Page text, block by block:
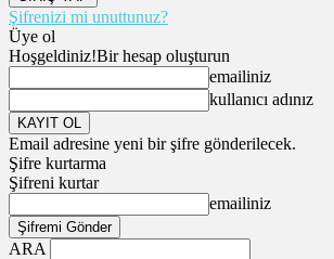
Şifrenizi mi unuttunuz?
Üye ol
Hoşgeldiniz!Bir hesap oluşturun
emailiniz
kullanıcı adınız
Email adresine yeni bir şifre gönderilecek.
Şifre kurtarma
Şifreni kurtar
emailiniz
ARA